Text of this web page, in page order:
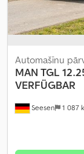
Seesen 1 087
Automašīnu
MAN TGL
VERFÜGBAR